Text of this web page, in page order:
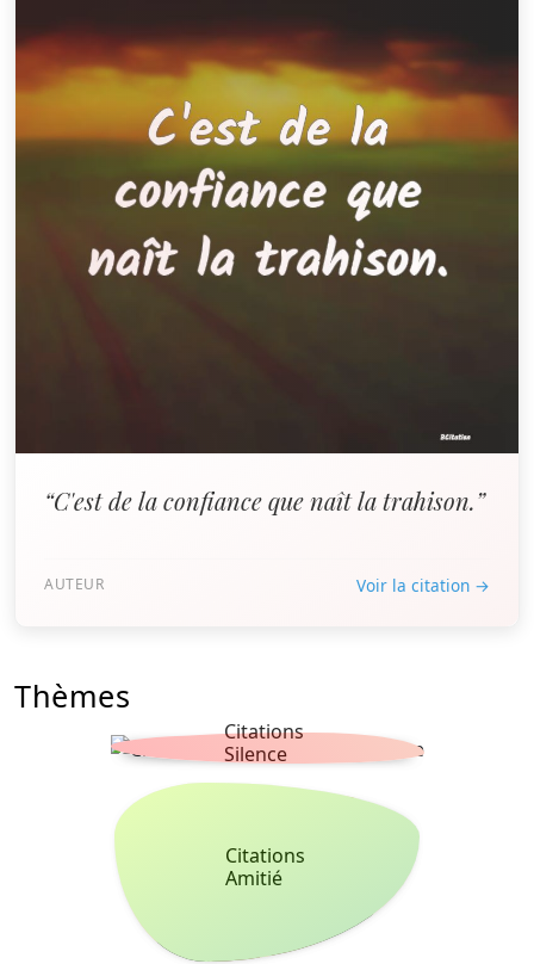
“C'est de la confiance que naît la trahison.”
AUTEUR Voir la citation →
Thèmes
Citations
Silence
Citations
Amitié